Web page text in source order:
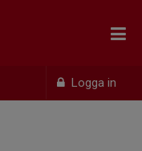
Logga in